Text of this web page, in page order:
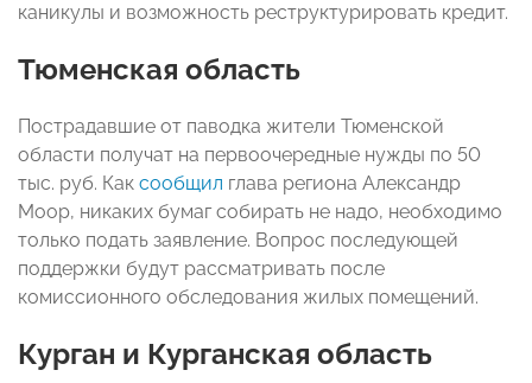
каникулы и возможность реструктурировать кредит.
Тюменская область
Пострадавшие от паводка жители Тюменской
области получат на первоочередные нужды по 50
тыс. руб. Как сообщил глава региона Александр
Моор, никаких бумаг собирать не надо, необходимо
только подать заявление. Вопрос последующей
поддержки будут рассматривать после
комиссионного обследования жилых помещений.
Курган и Курганская область